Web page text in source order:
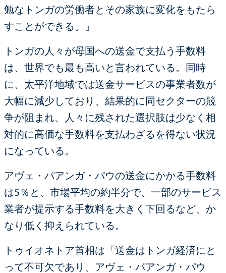
勉なトンガの労働者とその家族に変化をもたら
すことができる。」
トンガの人々が母国への送金で支払う手数料
は、世界でも最も高いと言われている。同時
に、太平洋地域では送金サービスの事業者数が
大幅に減少しており、結果的に同セクターの競
争が阻まれ、人々に残された選択肢は少なく相
対的に高価な手数料を支払わざるを得ない状況
になっている。
アヴェ・パアンガ・パウの送金にかかる手数料
は5％と、市場平均の約半分で、一部のサービス
業者が提示する手数料を大きく下回るなど、か
なり低く抑えられている。
トゥイオネトア首相は「送金はトンガ経済にと
って不可欠であり、アヴェ・パアンガ・パウ